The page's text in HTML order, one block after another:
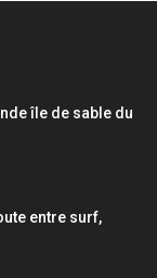
île de sable du
entre surf,